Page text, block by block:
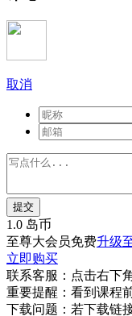
取消
提交
1.0 岛币
至尊大会员免费升级
立即购买
联系客服： 点击右下
重要提醒： 看到课程
下载问题： 若下载链